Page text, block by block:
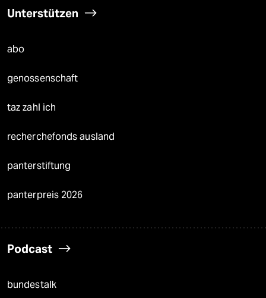
Unterstützen
abo
genossenschaft
taz zahl ich
recherchefonds ausland
panterstiftung
panterpreis 2026
Podcast
bundestalk